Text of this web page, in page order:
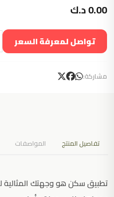
0.00 د.ك
تواصل لمعرفة السعر
مشاركة:
تفاصيل المنتج المواصفات
تطبيق سكن هو وجهتك